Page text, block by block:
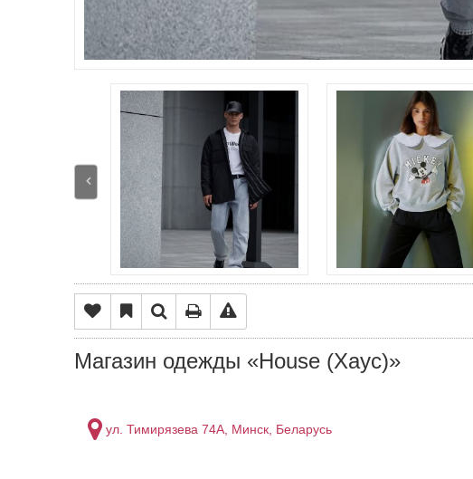
Магазин одежды «House (Хаус)»
ул. Тимирязева 74А, Минск, Беларусь